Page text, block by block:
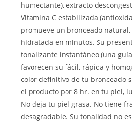
humectante), extracto
Vitamina C estabilizada
promueve un bronceado
hidratada en minutos. Su
tonalizante instantáneo (una
favorecen su fácil, rápida y
color definitivo de tu bronceado
el producto por 8 hr. en tu piel,
No deja tu piel grasa. No tiene
desagradable. Su tonalidad no